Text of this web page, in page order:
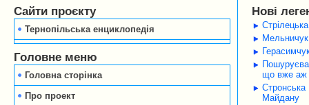
Сайти проєкту
Тернопільська енциклопедія
Головне меню
Головна сторінка
Про проект
Нові
Мельничук
що вже аж
Стронська
Майдану